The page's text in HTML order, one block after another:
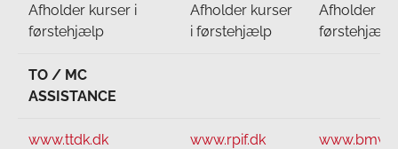
Afholder kurser i
førstehjælp
Afholder kurser
i førstehjælp
Afholder
førstehjælp
TO / MC
ASSISTANCE
www.ttdk.dk
www.rpif.dk
www.bmw-